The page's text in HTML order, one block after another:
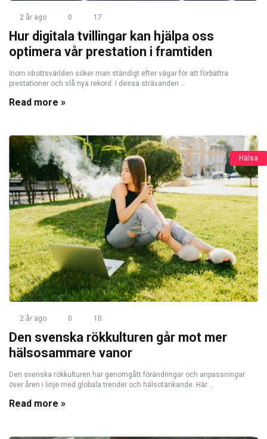
2 år ago 0 17
Hur digitala tvillingar kan hjälpa oss
optimera vår prestation i framtiden
Inom idrottsvärlden söker man ständigt efter vägar för att förbättra
prestationer och slå nya rekord. I dessa strävanden ...
Read more »
Hälsa
2 år ago 0 10
Den svenska rökkulturen går mot mer
hälsosammare vanor
Den svenska rökkulturen har genomgått förändringar och anpassningar
över åren i linje med globala trender och hälsotänkande. Här ...
Read more »